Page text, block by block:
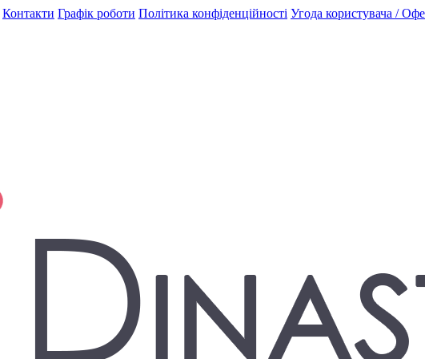
Контакти Графік роботи Політика конфіденційності Угода користувача /